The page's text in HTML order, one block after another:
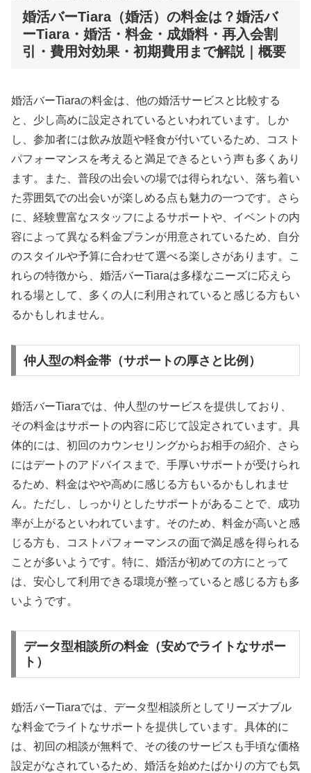
婚活バーTiara（婚活）の料金は？婚活バ
ーTiara・婚活・料金・成婚料・再入会割
引・費用対効果・初期費用まで解説｜概要
婚活バーTiaraの料金は、他の婚活サービスと比較する
と、少し高めに設定されているといわれています。しか
し、参加者には飲み放題や軽食が付いているため、コスト
パフォーマンスを考えると満足できるという声も多くあり
ます。また、普段の出会いの場では得られない、落ち着い
た雰囲気での出会いが楽しめる点も魅力の一つです。さら
に、経験豊富なスタッフによるサポートや、イベントの内
容によって異なる料金プランが用意されているため、自分
のスタイルや予算に合わせて選べる楽しさがあります。こ
れらの特徴から、婚活バーTiaraは多様なニーズに応えら
れる場として、多くの人に利用されていると感じる方もい
るかもしれません。
仲人型の料金帯（サポートの厚さと比例）
婚活バーTiaraでは、仲人型のサービスを提供しており、
その料金はサポートの内容に応じて設定されています。具
体的には、初回のカウンセリングからお相手の紹介、さら
にはデートのアドバイスまで、手厚いサポートが受けられ
るため、料金はやや高めに感じる方もいるかもしれませ
ん。ただし、しっかりとしたサポートがあることで、成功
率が上がるといわれています。そのため、料金が高いと感
じる方も、コストパフォーマンスの面で満足感を得られる
ことが多いようです。特に、婚活が初めての方にとって
は、安心して利用できる環境が整っていると感じる方も多
いようです。
データ型相談所の料金（安めでライトなサポー
ト）
婚活バーTiaraでは、データ型相談所としてリーズナブル
な料金でライトなサポートを提供しています。具体的に
は、初回の相談が無料で、その後のサービスも手頃な価格
設定がなされているため、婚活を始めたばかりの方でも気